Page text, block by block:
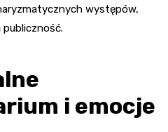
występów,
i emocje